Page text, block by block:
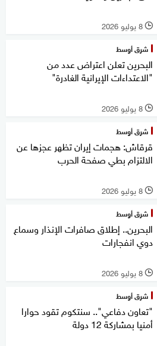
l 8 يوليو 2026
شرق أوسط
البحرين تعلن اعتراض عدد من
"الاعتداءات الإيرانية الغادرة"
l 8 يوليو 2026
شرق أوسط
قرقاش: هجمات إيران تظهر عجزها عن
الالتزام بطي صفحة الحرب
l 8 يوليو 2026
شرق أوسط
البحرين.. إطلاق صافرات الإنذار وسماع
دوي انفجارات
l 8 يوليو 2026
شرق أوسط
"تعاون دفاعي".. سنتكوم تقود حوارا
أمنيا بمشاركة 12 دولة